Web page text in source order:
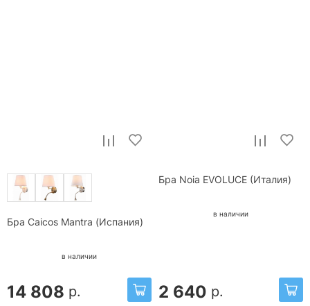
Бра Caicos Mantra (Испания)
в наличии
14 808 р.
Бра Noia EVOLUCE (Италия)
в наличии
2 640 р.